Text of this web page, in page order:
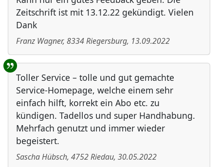
Zeitschrift ist mit 13.12.22 gekündigt. Vielen
Dank
Franz Wagner, 8334Riegersburg, 13.09.2022
Toller Service – tolle und gut gemachte
Service-Homepage, welche einem sehr
einfach hilft, korrekt ein Abo etc. zu
kündigen. Tadellos und super Handhabung.
Mehrfach genutzt und immer wieder
begeistert.
Sascha Hübsch, 4752Riedau, 30.05.2022